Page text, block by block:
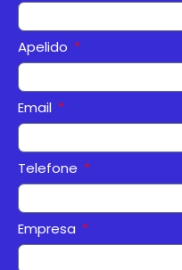
Apelido
Email
Telefone
Empresa